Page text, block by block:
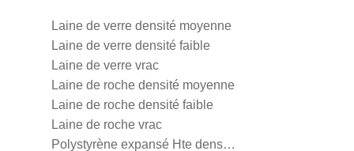
Laine de verre densité moyenne
Laine de verre densité faible
Laine de verre vrac
Laine de roche densité moyenne
Laine de roche densité faible
Laine de roche vrac
Polystyrène expansé Hte dens…